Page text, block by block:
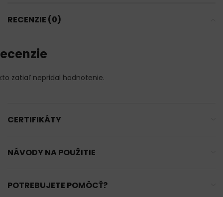
RECENZIE (0)
zatiaľ nepridal hodnotenie.
CERTIFIKÁTY
NÁVODY NA POUŽITIE
POTREBUJETE POMÔCŤ?